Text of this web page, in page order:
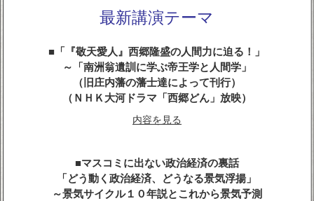
最新講演テーマ
「『敬天愛人』西郷隆盛の人間力に迫る！」
～「南洲翁遺訓に学ぶ帝王学と人間学」
（旧庄内藩の藩士達によって刊行）
（ＮＨＫ大河ドラマ「西郷どん」放映）
内容を見る
マスコミに出ない政治経済の裏話
「どう動く政治経済、どうなる景気浮揚」
～景気サイクル１０年説とこれから景気予測